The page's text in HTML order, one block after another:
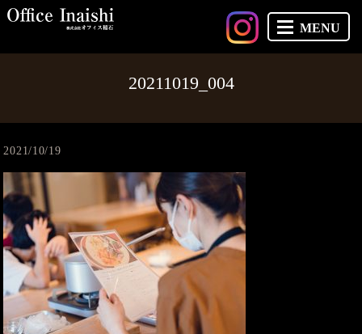
MENU
20211019_004
2021/10/19